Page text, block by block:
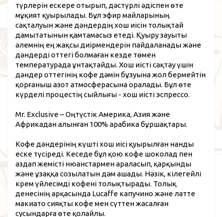
түрлерін ескере отырып, дәстүрлі әдіспен өте
мұқият қуырылады. Бұл эфир майларының
сақталуын және дәндердің хош иісін толықтай
дамытатынын қамтамасыз етеді. Қуыру зауыты
әлемнің ең жақсы диірмендерін пайдаланады және
дәндерді оттегі болмаған кезде төмен
температурада ұнтақтайды. Хош иісті сақтау үшін
дәндер оттегінің кофе дәмін бұзуына жол бермейтін
қорғаныш азот атмосферасына оралады. Бұл өте
күрделі процестің сыйлығы - хош иісті эспрессо.
Mr. Exclusive – Оңтүстік Америка, Азия және
Африкадан алынған 100% арабика бұршақтары.
Кофе дәндерінің күшті хош иісі қуырылған нанды
еске түсіреді. Кеседе бұл қою кофе шоколад пен
аздап жемісті нюанстармен араласып, қарқынды
және ұзаққа созылатын дәм ашады. Нәзік, кілегейлі
крем үйлесімді кофені толықтырады. Толық
денесінің арқасында Lucaffe капучино және латте
макиато сияқты кофе мен сүттен жасалған
сусындарға өте қолайлы.